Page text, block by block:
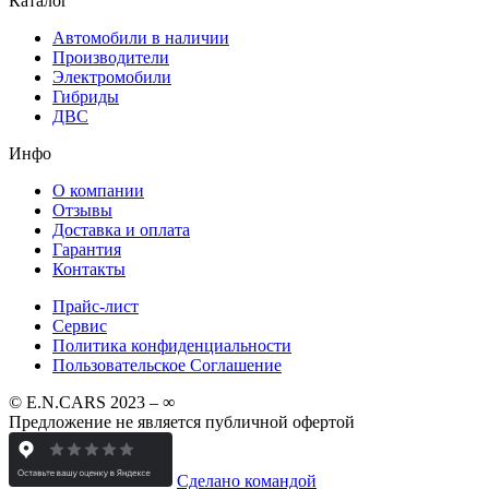
Автомобили в наличии
Производители
Электромобили
Гибриды
ДВС
Инфо
О компании
Отзывы
Доставка и оплата
Гарантия
Контакты
Прайс-лист
Сервис
Политика конфиденциальности
Пользовательское Соглашение
© E.N.CARS 2023 – ∞
Предложение не является публичной офертой
Сделано командой